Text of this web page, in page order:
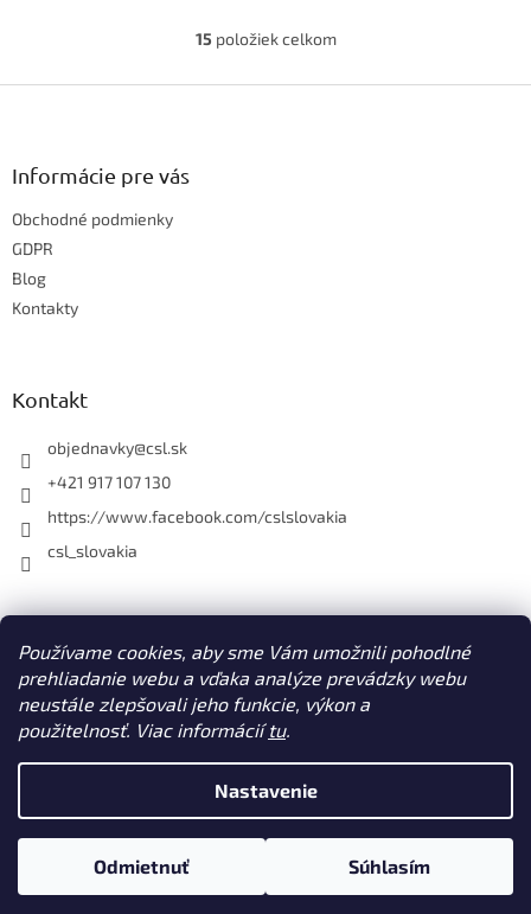
Používame cookies, aby sme Vám umožnili pohodlné
prehliadanie webu a vďaka analýze prevádzky webu
neustále zlepšovali jeho funkcie, výkon a
použitelnosť. Viac informáciítu.
Nastavenie
Odmietnuť Súhlasím
O
l
15 položiek celkom
Z
Informácie pre vás
Obchodné podmienky
GDPR
Blog
Kontakty
Kontakt
objednavky@csl.sk
+421 917 107 130
https://www.facebook.com/cslslovakia
csl_slovakia
Facebook
CSL s. r. o. www.csl.sk
Upraviť nastavenie cookies